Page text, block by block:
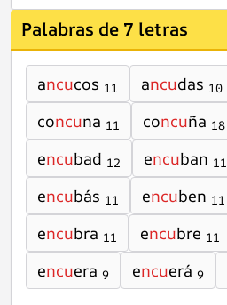
Palabras de 7 letras
ancucos 11 ancudas 10
concuna 11 concuña 18
encubad 12 encuban 11
encubás 11 encuben 11
encubra 11 encubre 11
encuera 9 encuerá 9